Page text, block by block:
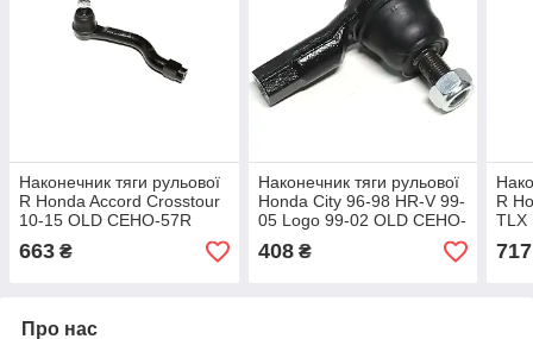
Наконечник тяги рульової
R Honda Accord Crosstour
10-15 OLD CEHO-57R
(вир-во CTR),
арт.CE0244R
663 ₴
Наконечник тяги рульової
Honda City 96-98 HR-V 99-
05 Logo 99-02 OLD CEHO-
12 (вир-во CTR),
арт.CE0198
408₴
R
TLX
717
Про нас